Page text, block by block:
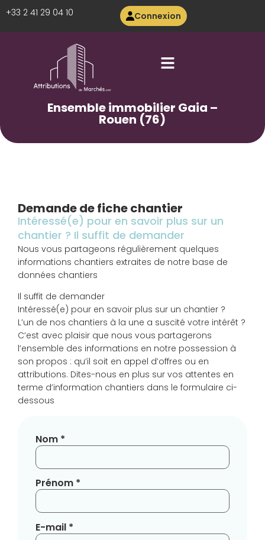
+33 2 41 29 04 10 Connexion
Ensemble immobilier Gaia –
Rouen (76)
Demande de fiche chantier
Intéressé(e) pour en savoir plus sur un
chantier ? Il suffit de demander
Nous vous partageons régulièrement quelques
informations chantiers extraites de notre base de
données chantiers
Il suffit de demander
Intéressé(e) pour en savoir plus sur un chantier ?
L’un de nos chantiers à la une a suscité votre intérêt ?
C’est avec plaisir que nous vous partagerons
l’ensemble des informations en notre possession à
son propos : qu’il soit en appel d’offres ou en
attributions. Dites-nous en plus sur vos attentes en
terme d’information chantiers dans le formulaire ci-
dessous
Nom *
Prénom *
E-mail *